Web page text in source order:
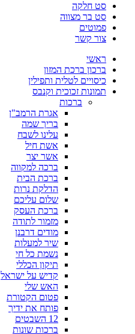
סט חלקה
סט בר מצווה
פמוטים
צור קשר
ראשי
ברכון ברכת המזון
כיסויים לטלית ותפילין
תמונות זכוכית וקנבס
ברכות
אגרת הרמב"ן
בריך שמה
עלינו לשבח
אשת חיל
אשר יצר
ברכה למקווה
ברכת הבית
הדלקת נרות
שלום עליכם
ברכת העסק
מזמור לתודה
מודים דרבנן
שיר למעלות
נשמת כל חי
תיקון הכללי
קדיש על ישראל
האש שלי
פטום הקטורת
פותח את ידיך
12 השבטים
ברכות שונות